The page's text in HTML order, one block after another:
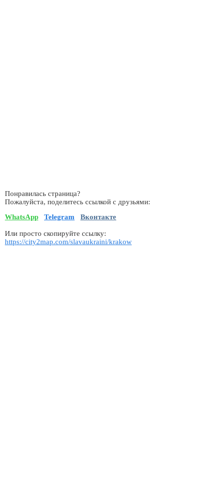
Понравилась страница?
Пожалуйста, поделитесь ссылкой с друзьями:
WhatsApp
Telegram Вконтакте
Или просто скопируйте ссылку:
https://city2map.com/slavaukraini/krakow